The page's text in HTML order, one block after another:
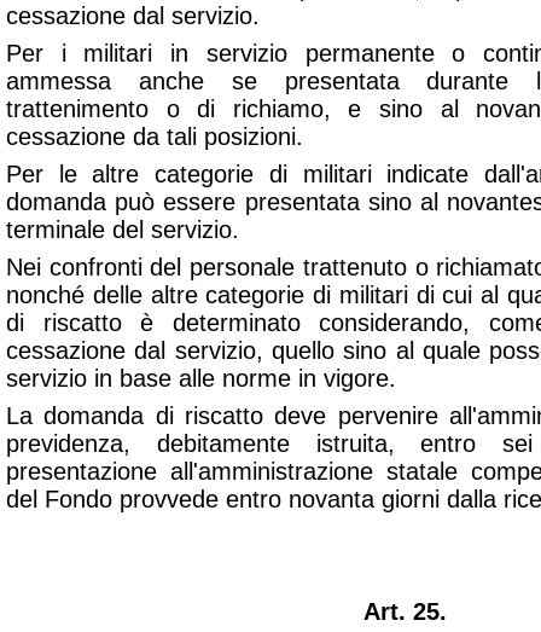
cessazione dal servizio.
Per i militari in servizio permanente o
ammessa anche se presentata durante
trattenimento o di richiamo, e sino al
cessazione da tali posizioni.
Per le altre categorie di militari indicate
domanda può essere presentata sino al
terminale del servizio.
Nei confronti del personale trattenuto o
nonché delle altre categorie di militari di cui al
di riscatto è determinato considerando,
cessazione dal servizio, quello sino al quale
servizio in base alle norme in vigore.
La domanda di riscatto deve pervenire
previdenza, debitamente istruita, entro
presentazione all'amministrazione statale
del Fondo provvede entro novanta giorni dalla
Art. 25.